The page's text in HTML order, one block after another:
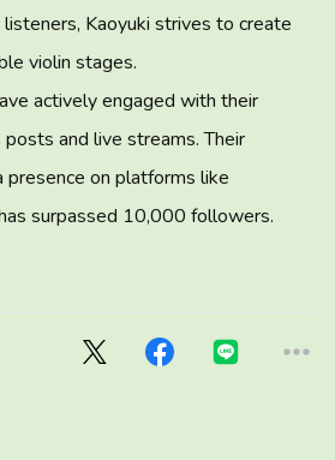
Kaoyuki strives to create
violin stages.
actively engaged with their
and live streams. Their
presence on platforms like
surpassed 10,000 followers.